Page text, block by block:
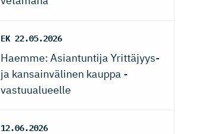
EK 22.05.2026
Haemme: Asiantuntija Yrittäjyys-
ja kansainvälinen kauppa -
vastuualueelle
12.06.2026